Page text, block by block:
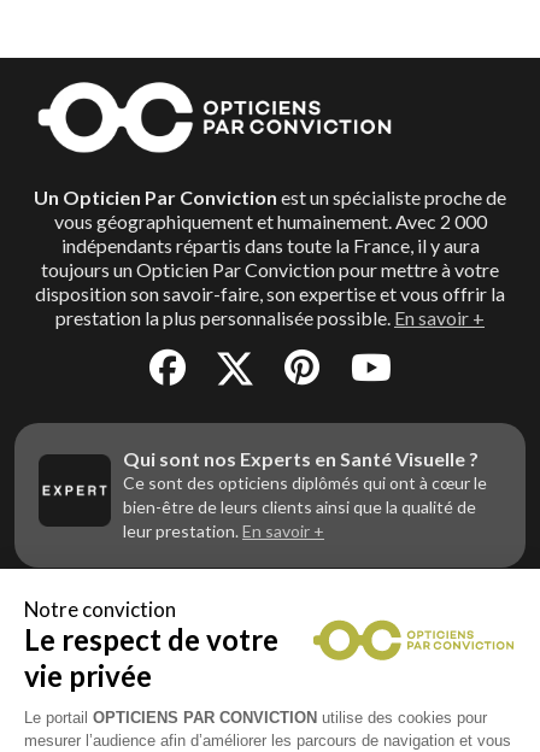
Un Opticien Par Conviction est un spécialiste proche de
vous géographiquement et humainement. Avec 2 000
indépendants répartis dans toute la France, il y aura
toujours un Opticien Par Conviction pour mettre à votre
disposition son savoir-faire, son expertise et vous offrir la
prestation la plus personnalisée possible. En savoir +
Qui sont nos Experts en Santé Visuelle ?
Ce sont des opticiens diplômés qui ont à cœur le
bien-être de leurs clients ainsi que la qualité de
leur prestation. En savoir +
Vous êtes un professionnel de la vue et
vous souhaitez nous rejoindre ?
Contactez Alliance Optic, la centrale d’achats et
d’accompagnement des opticiens indépendants
Notre conviction
Le respect de votre
vie privée
Le portail OPTICIENS PAR CONVICTION utilise des cookies pour
mesurer l’audience afin d’améliorer les parcours de navigation et vous